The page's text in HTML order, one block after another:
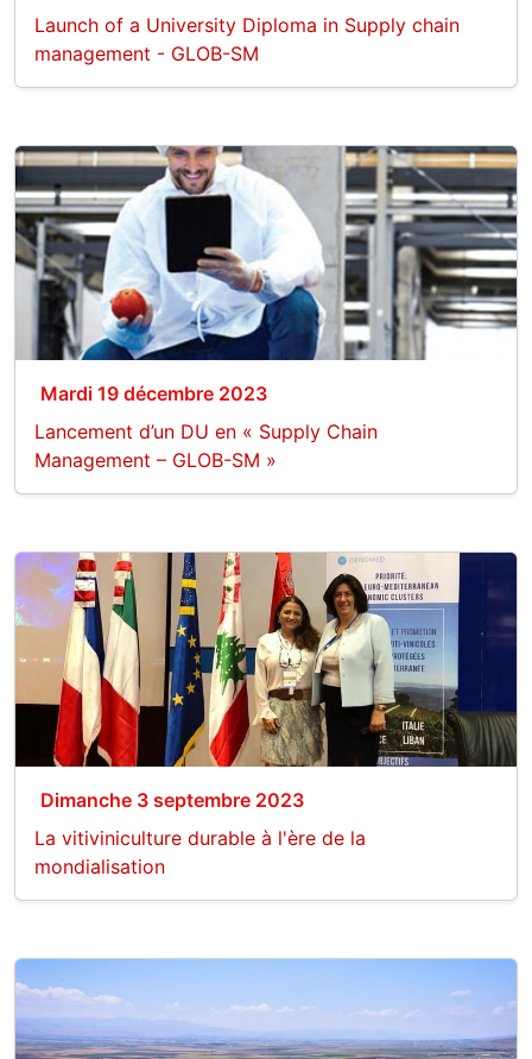
Launch of a University Diploma in Supply chain
management - GLOB-SM
Mardi 19 décembre 2023
Lancement d’un DU en « Supply Chain
Management – GLOB-SM »
Dimanche 3 septembre 2023
La vitiviniculture durable à l'ère de la
mondialisation